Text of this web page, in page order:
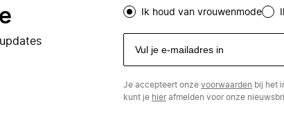
Ik houd van vrouwenmode
Je accepteert onze voorwaarden bij het
kunt je hierafmelden voor onze